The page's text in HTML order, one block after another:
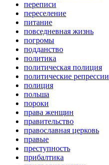
переписи
переселение
питание
повседневная жизнь
погромы
подданство
политика
политическая полиция
политические репрессии
полиция
польша
пороки
права женщин
правительство
православная церковь
правые
преступность
прибалтика